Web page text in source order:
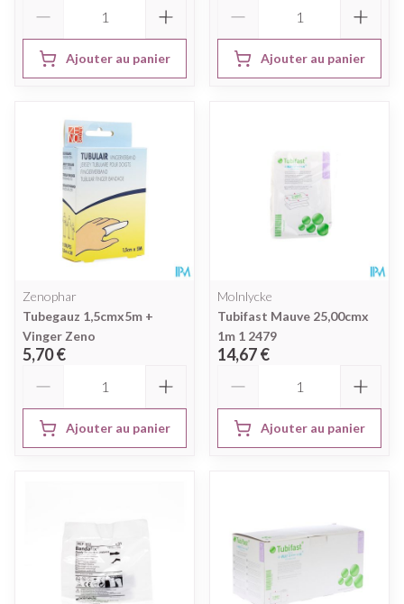
Ajouter au panier Ajouter au panier
Zenophar
Tubegauz 1,5cmx5m +
Vinger Zeno
5,70 €
Ajouter au panier
Molnlycke
Tubifast Mauve 25,00cmx
1m 1 2479
14,67 €
Ajouter au panier